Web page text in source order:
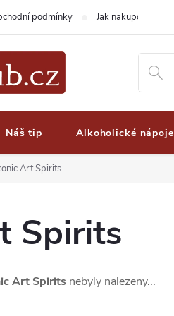
podmínky Jak nakupovat
Náš tip Alkoholické nápoje
Art Spirits
Spirits
Art Spirits nebyly nalezeny...